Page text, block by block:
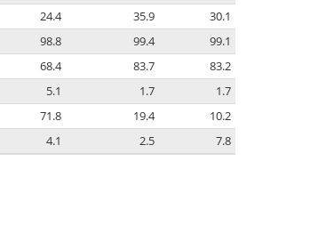
24.4 35.9
30.1
98.8 99.4
99.1
68.4 83.7
83.2
5.1 1.7
1.7
71.8 19.4
10.2
4.1 2.5 7.8